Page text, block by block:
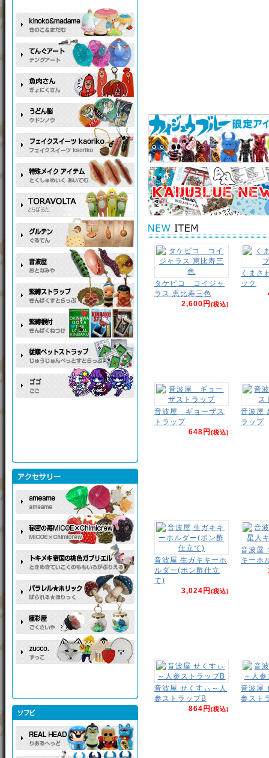
タケピコ コイジャ
ラス 恵比寿三色
2,600円(税込)
くまさ
ック
音波屋 ギョーザス
トラップ
648円(税込)
音波屋
ラップ
音波屋 生ガキキーホ
ルダー(ポン酢仕立
て)
3,024円(税込)
音波屋
キーホ
音波屋 せくすぃ～人
参ストラップB
864円(税込)
音波屋
参スト